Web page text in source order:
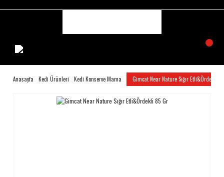
Anasayfa Kedi Ürünleri Kedi Konserve Mama Gimcat Near Nature Sığır Etli&Ördekli